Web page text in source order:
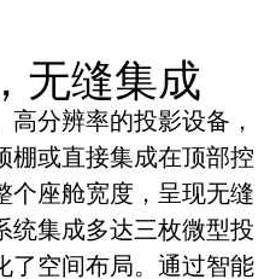
无缝集成
分辨率的投影设备，
棚或直接集成在顶部控
个座舱宽度，呈现无缝
统集成多达三枚微型投
了空间布局。通过智能